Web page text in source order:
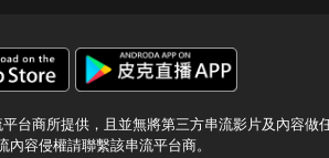
台商所提供，且並無將第三方串流影片及內容做
內容侵權請聯繫該串流平台商。